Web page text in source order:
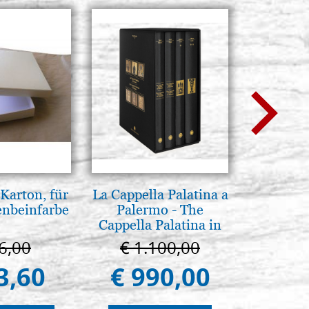
für
La Cappella Palatina a
Palermo - The
Cappella Palatina in
Palermo
€ 1.100,00
€ 990,00
A te
della
€